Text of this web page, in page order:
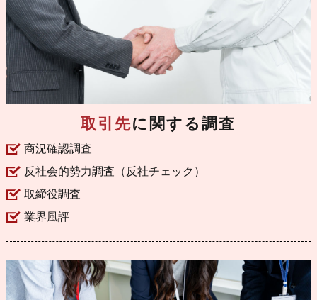
取引先に関する調査
商況確認調査
反社会的勢力調査（反社チェック）
取締役調査
業界風評